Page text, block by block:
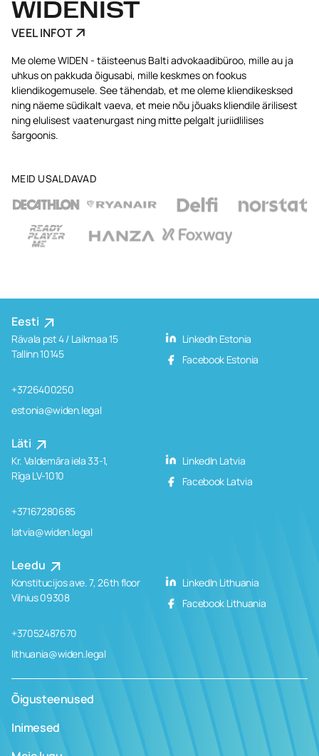
WIDENIST
VEEL INFOT
Me oleme WIDEN - täisteenus Balti advokaadibüroo, mille au ja
uhkus on pakkuda õigusabi, mille keskmes on fookus
kliendikogemusele. See tähendab, et me oleme kliendikesksed
ning näeme südikalt vaeva, et meie nõu jõuaks kliendile ärilisest
ning elulisest vaatenurgast ning mitte pelgalt juriidlilises
šargoonis.
MEID USALDAVAD
Eesti
Rävala pst 4 / Laikmaa 15
Tallinn 10145
+3726400250
estonia@widen.legal
LinkedIn Estonia
Facebook Estonia
Läti
Kr. Valdemāra iela 33-1,
Rīga LV-1010
+37167280685
latvia@widen.legal
LinkedIn Latvia
Facebook Latvia
Leedu
Konstitucijos ave. 7, 26th floor
Vilnius 09308
+37052487670
lithuania@widen.legal
LinkedIn Lithuania
Facebook Lithuania
Õigusteenused
Inimesed